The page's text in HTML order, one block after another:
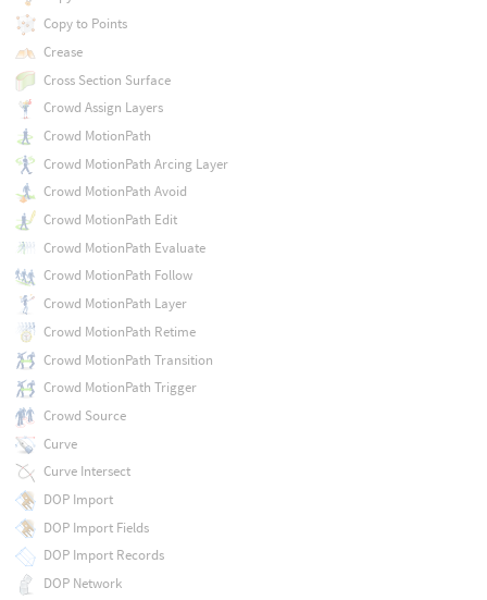
Copy to Points
Crease
Cross Section Surface
Crowd Assign Layers
Crowd MotionPath
Crowd MotionPath Arcing Layer
Crowd MotionPath Avoid
Crowd MotionPath Edit
Crowd MotionPath Evaluate
Crowd MotionPath Follow
Crowd MotionPath Layer
Crowd MotionPath Retime
Crowd MotionPath Transition
Crowd MotionPath Trigger
Crowd Source
Curve
Curve Intersect
DOP Import
DOP Import Fields
DOP Import Records
DOP Network